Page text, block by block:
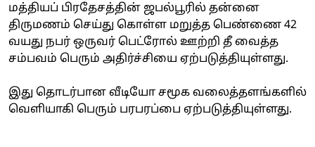
மத்தியப் பிரதேசத்தின் ஜபல்பூரில் தன்னை
திருமணம் செய்து கொள்ள மறுத்த பெண்ணை 42
வயது நபர் ஒருவர் பெட்ரோல் ஊற்றி தீ வைத்த
சம்பவம் பெரும் அதிர்ச்சியை ஏற்படுத்தியுள்ளது.
இது தொடர்பான வீடியோ சமூக வலைத்தளங்களில்
வெளியாகி பெரும் பரபரப்பை ஏற்படுத்தியுள்ளது.